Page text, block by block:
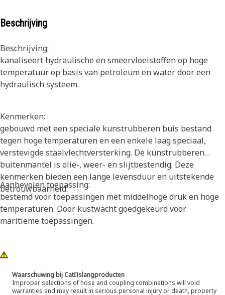
Beschrijving
Beschrijving:
kanaliseert hydraulische en smeervloeistoffen op hoge
temperatuur op basis van petroleum en water door een
hydraulisch systeem.
Kenmerken:
gebouwd met een speciale kunstrubberen buis bestand
tegen hoge temperaturen en een enkele laag speciaal,
verstevigde staalvlechtversterking. De kunstrubberen
buitenmantel is olie-, weer- en slijtbestendig. Deze
kenmerken bieden een lange levensduur en uitstekende
betrouwbaarheid.
Aanbevolen toepassing:
bestemd voor toepassingen met middelhoge druk en hoge
temperaturen. Door kustwacht goedgekeurd voor
maritieme toepassingen.
Waarschuwing bij CatΠslangproducten
Improper selections of hose and coupling combinations will void
warranties and may result in serious personal injury or death, property